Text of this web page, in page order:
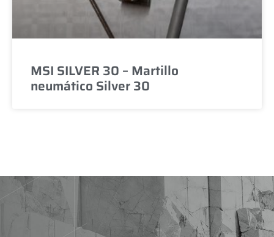
MSI SILVER 30 – Martillo
neumático Silver 30